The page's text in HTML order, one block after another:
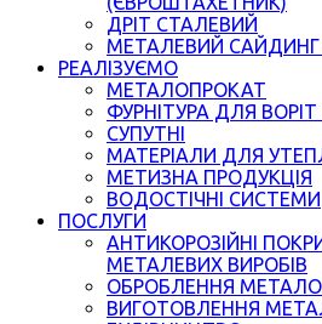
ДРІТ СТАЛЕВИЙ
МЕТАЛЕВИЙ
РЕАЛІЗУЄМО
МЕТАЛОПРОКАТ
ФУРНІТУРА ДЛЯ ВОРІТ
СУПУТНІ
МАТЕРІАЛИ ДЛЯ
МЕТИЗНА ПРОДУКЦІЯ
ВОДОСТІЧНІ СИСТЕМИ
ПОСЛУГИ
АНТИКОРОЗІЙНІ
МЕТАЛЕВИХ ВИРОБІВ
ОБРОБЛЕННЯ
ВИГОТОВЛЕННЯ